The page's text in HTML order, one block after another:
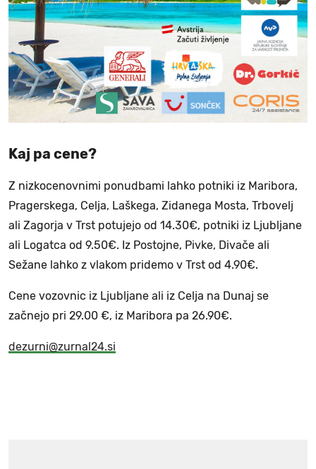
Kaj pa cene?
Z nizkocenovnimi ponudbami lahko potniki iz Maribora,
Pragerskega, Celja, Laškega, Zidanega Mosta, Trbovelj
ali Zagorja v Trst potujejo od 14.30€, potniki iz Ljubljane
ali Logatca od 9.50€. Iz Postojne, Pivke, Divače ali
Sežane lahko z vlakom pridemo v Trst od 4.90€.
Cene vozovnic iz Ljubljane ali iz Celja na Dunaj se
začnejo pri 29.00 €, iz Maribora pa 26.90€.
dezurni@zurnal24.si